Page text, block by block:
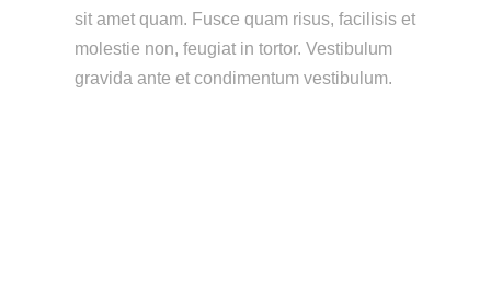
sit amet quam. Fusce quam risus, facilisis et
molestie non, feugiat in tortor. Vestibulum
gravida ante et condimentum vestibulum.